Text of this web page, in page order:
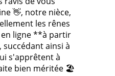
👋, notre nièce,
les rênes
ligne **à partir
ainsi à
s'apprêtent à
bien méritée 🏖️